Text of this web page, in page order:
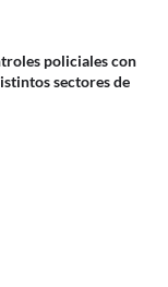
policiales con
sectores de